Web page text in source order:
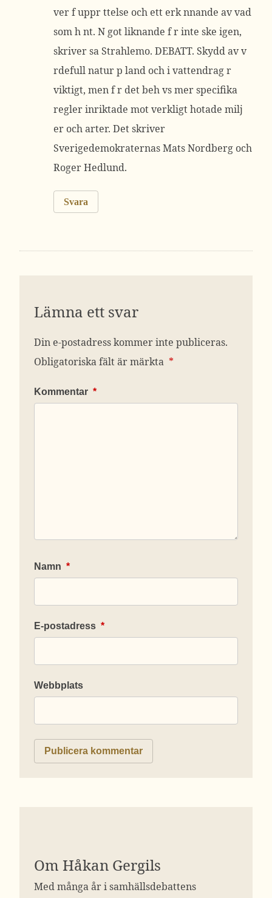
ver f uppr ttelse och ett erk nnande av vad
som h nt. N got liknande f r inte ske igen,
skriver sa Strahlemo. DEBATT. Skydd av v
rdefull natur p land och i vattendrag r
viktigt, men f r det beh vs mer specifika
regler inriktade mot verkligt hotade milj
er och arter. Det skriver
Sverigedemokraternas Mats Nordberg och
Roger Hedlund.
Svara
Lämna ett svar
Din e-postadress kommer inte publiceras.
Obligatoriska fält är märkta *
Kommentar *
Namn *
E-postadress *
Webbplats
Om Håkan Gergils
Med många år i samhällsdebattens